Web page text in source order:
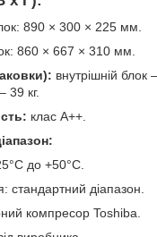
890 × 300 × 225 мм.
860 × 667 × 310 мм.
внутрішній блок
39 кг.
клас А++.
до +50°C.
стандартний діапазон.
компресор Toshiba.